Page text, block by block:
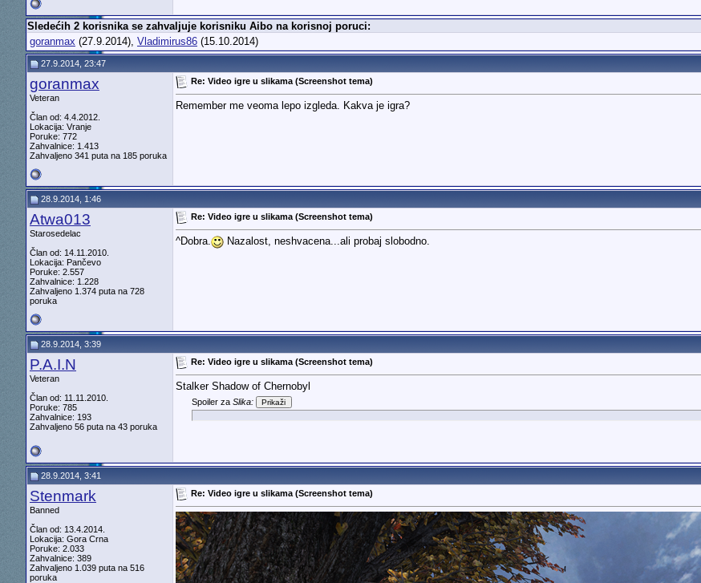
Sledećih 2 korisnika se zahvaljuje korisniku Aibo na korisnoj poruci:
goranmax (27.9.2014), Vladimirus86(15.10.2014)
27.9.2014, 23:47
goranmax
Veteran
Član od: 4.4.2012.
Lokacija: Vranje
Poruke: 772
Zahvalnice: 1.413
Zahvaljeno 341 puta na 185 poruka
Re: Video igre u slikama (Screenshot tema)
Remember me veoma lepo izgleda. Kakva je igra?
28.9.2014, 1:46
Atwa013
Starosedelac
Član od: 14.11.2010.
Lokacija: Pančevo
Poruke: 2.557
Zahvalnice: 1.228
Zahvaljeno 1.374 puta na 728
poruka
Re: Video igre u slikama (Screenshot tema)
^Dobra. Nazalost, neshvacena...ali probaj slobodno.
28.9.2014, 3:39
P.A.I.N
Veteran
Član od: 11.11.2010.
Poruke: 785
Zahvalnice: 193
Zahvaljeno 56 puta na 43 poruka
Re: Video igre u slikama (Screenshot tema)
Stalker Shadow of Chernobyl
Spoiler za Slika:
28.9.2014, 3:41
Stenmark
Banned
Član od: 13.4.2014.
Lokacija: Gora Crna
Poruke: 2.033
Zahvalnice: 389
Zahvaljeno 1.039 puta na 516
poruka
Re: Video igre u slikama (Screenshot tema)